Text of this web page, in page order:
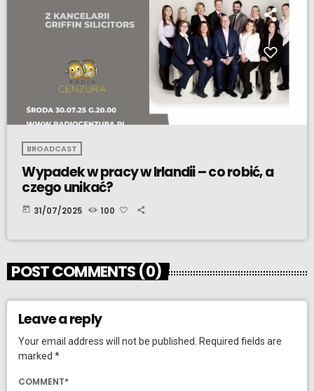
BROADCAST
Wypadek w pracy w Irlandii – co robić, a
czego unikać?
today 31/07/2025 100
POST COMMENTS (0)
Leave a reply
Your email address will not be published. Required fields are
marked *
COMMENT*